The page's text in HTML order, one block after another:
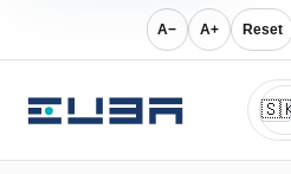
A− A+ Reset